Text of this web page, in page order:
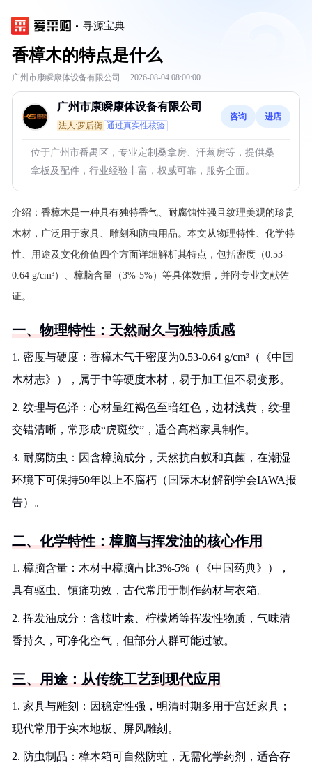
寻源宝典
香樟木的特点是什么
广州市康瞬康体设备有限公司 · 2026-08-04 08:00:00
广州市康瞬康体设备有限公司
法人:罗后衡 通过真实性核验
咨询 进店
位于广州市番禺区，专业定制桑拿房、汗蒸房等，提供桑
拿板及配件，行业经验丰富，权威可靠，服务全面。
介绍： 香樟木是一种具有独特香气、耐腐蚀性强且纹理美观的珍贵
木材，广泛用于家具、雕刻和防虫用品。本文从物理特性、化学特
性、用途及文化价值四个方面详细解析其特点，包括密度（0.53-
0.64 g/cm³）、樟脑含量（3%-5%）等具体数据，并附专业文献佐
证。
一、物理特性：天然耐久与独特质感
1. 密度与硬度：香樟木气干密度为0.53-0.64 g/cm³（《中国
木材志》），属于中等硬度木材，易于加工但不易变形。
2. 纹理与色泽：心材呈红褐色至暗红色，边材浅黄，纹理
交错清晰，常形成“虎斑纹”，适合高档家具制作。
3. 耐腐防虫：因含樟脑成分，天然抗白蚁和真菌，在潮湿
环境下可保持50年以上不腐朽（国际木材解剖学会IAWA报
告）。
二、化学特性：樟脑与挥发油的核心作用
1. 樟脑含量：木材中樟脑占比3%-5%（《中国药典》），
具有驱虫、镇痛功效，古代常用于制作药材与衣箱。
2. 挥发油成分：含桉叶素、柠檬烯等挥发性物质，气味清
香持久，可净化空气，但部分人群可能过敏。
三、用途：从传统工艺到现代应用
1. 家具与雕刻：因稳定性强，明清时期多用于宫廷家具；
现代常用于实木地板、屏风雕刻。
2. 防虫制品：樟木箱可自然防蛀，无需化学药剂，适合存